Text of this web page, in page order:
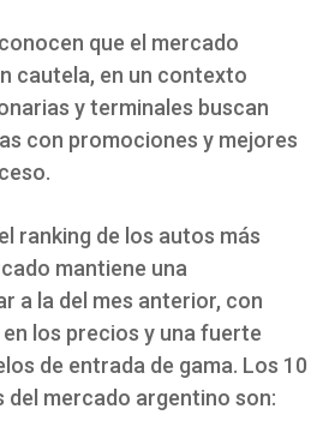
que el mercado
cautela, en un contexto
y terminales buscan
con promociones y mejores
ranking de los autos más
mantiene una
a la del mes anterior, con
los precios y una fuerte
de entrada de gama. Los 10
del mercado argentino son: